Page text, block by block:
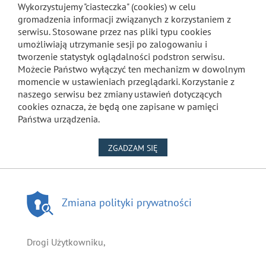
Wykorzystujemy "ciasteczka" (cookies) w celu
gromadzenia informacji związanych z korzystaniem z
serwisu. Stosowane przez nas pliki typu cookies
umożliwiają utrzymanie sesji po zalogowaniu i
tworzenie statystyk oglądalności podstron serwisu.
Możecie Państwo wyłączyć ten mechanizm w dowolnym
momencie w ustawieniach przeglądarki. Korzystanie z
naszego serwisu bez zmiany ustawień dotyczących
cookies oznacza, że będą one zapisane w pamięci
Państwa urządzenia.
ZGADZAM SIĘ
Zmiana polityki prywatności
Drogi Użytkowniku,